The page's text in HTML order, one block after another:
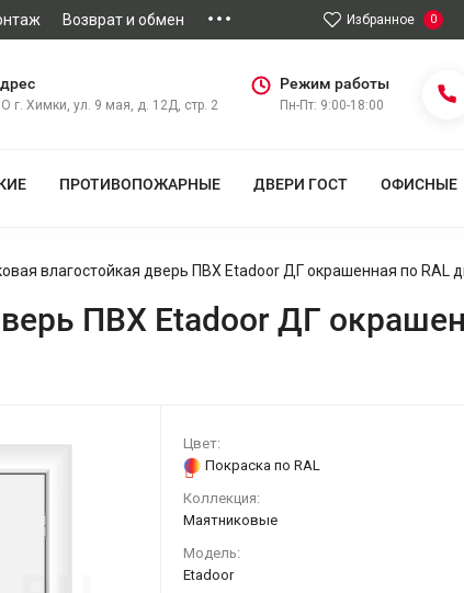
Возврат и обмен Избранное 0
г. Химки, ул. 9 мая, д. 12Д, стр. 2
Режим работы
Пн-Пт: 9:00-18:00
ПРОТИВОПОЖАРНЫЕ ДВЕРИ ГОСТ ОФИСНЫЕ
влагостойкая дверь ПВХ Etadoor ДГ окрашенная по RAL
ПВХ Etadoor ДГ
Цвет:
Покраска по RAL
Коллекция:
Маятниковые
Модель:
Etadoor